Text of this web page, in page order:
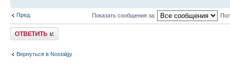
Пред. Показать сообщения за:
Ответить
Вернуться в Nostalgy